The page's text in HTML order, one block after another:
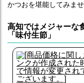
かつおを堪能してみませ
高知ではメジャーな
「味付生節」